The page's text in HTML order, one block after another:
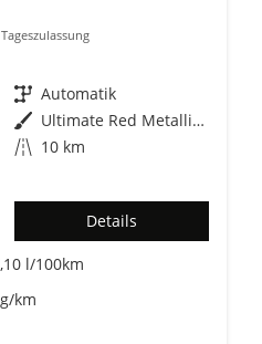
Getriebe Automatik
Außenfarbe
Ultimate Red Metallic / Dach: sc
Kilometerstand 10 km
Details
l/100km
km